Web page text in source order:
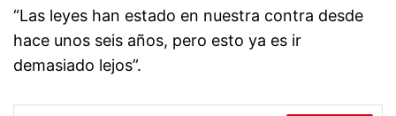
“Las leyes han estado en nuestra contra desde
hace unos seis años, pero esto ya es ir
demasiado lejos”.